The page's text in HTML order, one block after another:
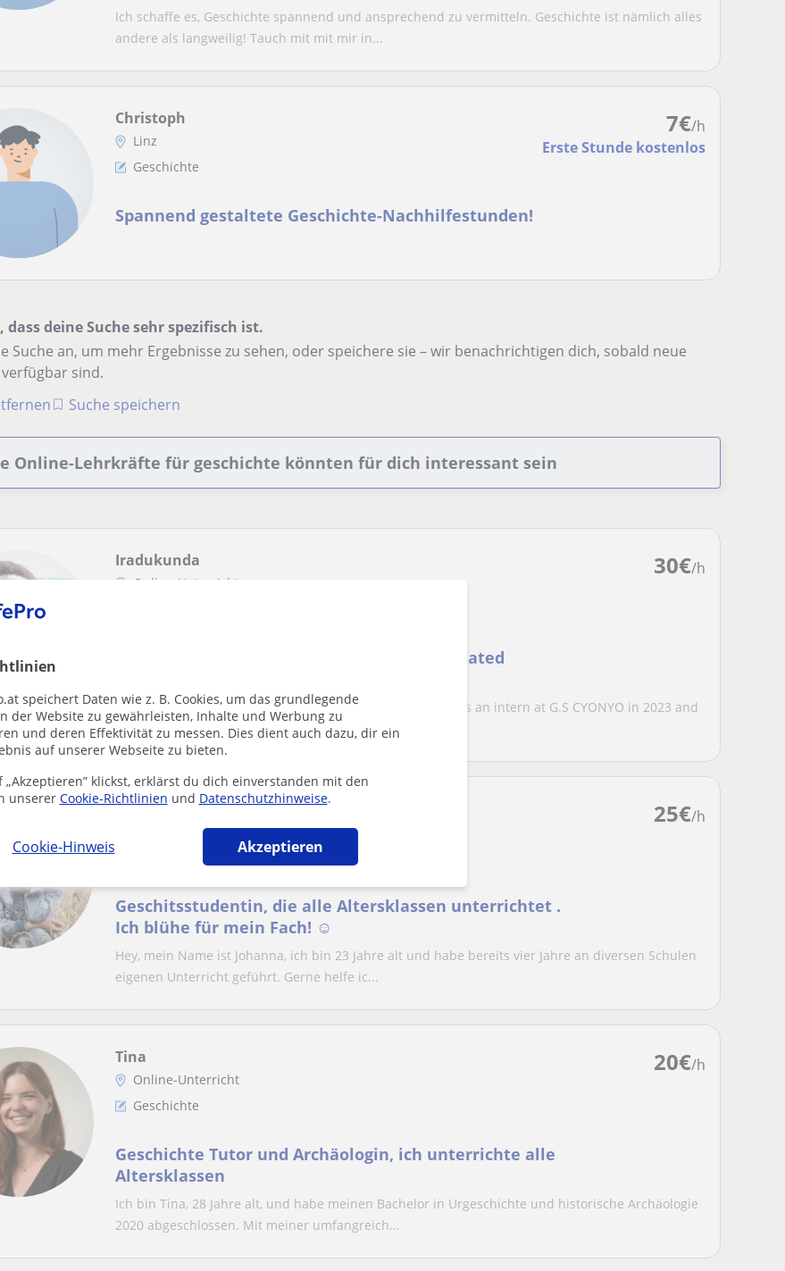
speichert Daten wie z. B. Cookies, um das grundlegende
der Website zu gewährleisten, Inhalte und Werbung zu
und deren Effektivität zu messen. Dies dient auch dazu, dir ein
auf unserer Webseite zu bieten.
„Akzeptieren” klickst, erklärst du dich einverstanden mit den
unserer Cookie-Richtlinien und Datenschutzhinweise.
Cookie-Hinweis Akzeptieren
Ich schaffe es, Geschichte spannend und ansprechend zu vermitteln. Geschichte ist nämlich alles
andere als langweilig! Tauch mit mit mir in...
7€/h
Erste Stunde kostenlos
Christoph
Linz
Geschichte
Spannend gestaltete Geschichte-Nachhilfestunden!
dass deine Suche sehr spezifisch ist.
Suche an, um mehr Ergebnisse zu sehen, oder speichere sie – wir benachrichtigen dich, sobald neue
sind.
Suche speichern
Online-Lehrkräfte für geschichte könnten für dich interessant sein
30€/h
Iradukunda
Online-Unterricht
history and geography intern where I facilitated
I am IRADUKUNDA,I am 25 years old. In last two years, I was an intern at G.S CYONYO in 2023 and
at RUKARA MODEL SCHOOL in 2025 respectively...
25€/h
Johanna
Online-Unterricht
Geschitsstudentin, die alle Altersklassen unterrichtet .
Ich blühe für mein Fach! ☺️
Hey, mein Name ist Johanna, ich bin 23 Jahre alt und habe bereits vier Jahre an diversen Schulen
eigenen Unterricht geführt. Gerne helfe ic...
20€/h
Tina
Online-Unterricht
Geschichte
Geschichte Tutor und Archäologin, ich unterrichte alle
Altersklassen
Ich bin Tina, 28 Jahre alt, und habe meinen Bachelor in Urgeschichte und historische Archäologie
2020 abgeschlossen. Mit meiner umfangreich...